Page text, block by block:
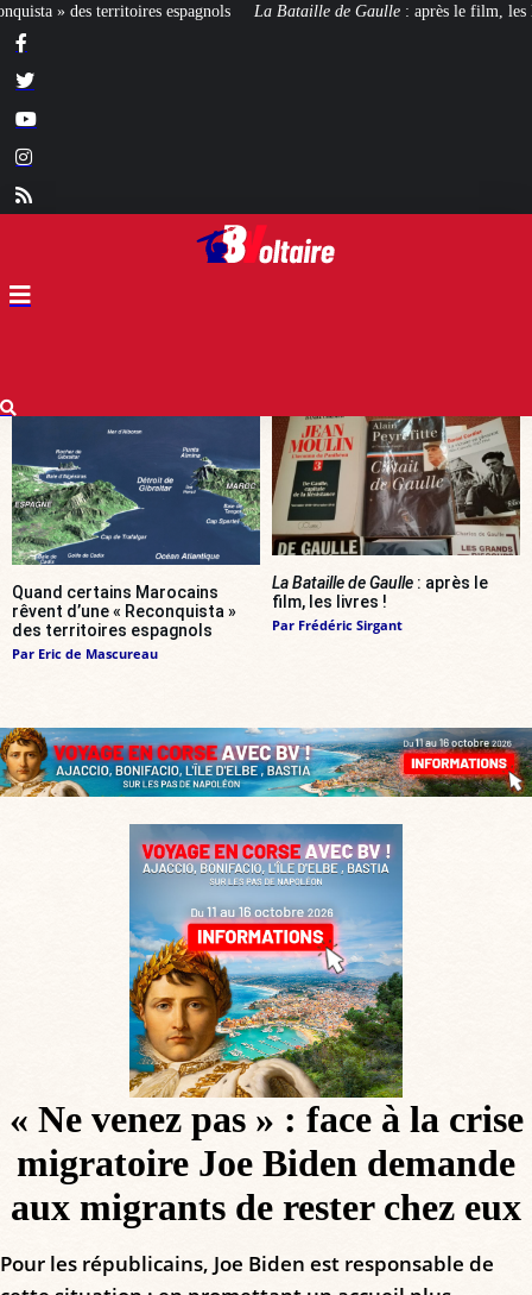
La Bataille de Gaulle: après le film, les livres ! [CINÉMA]De la
Quand certains Marocains
rêvent d’une « Reconquista »
des territoires espagnols
Par Eric de Mascureau
La Bataille de Gaulle : après le
film, les livres !
Par Frédéric Sirgant
« Ne venez pas » : face à la crise
migratoire Joe Biden demande
aux migrants de rester chez eux
Pour les républicains, Joe Biden est responsable de